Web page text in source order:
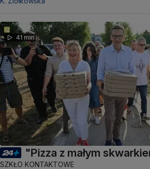
41 min
"Pizza z małym
SZKŁO KONTAKTOWE